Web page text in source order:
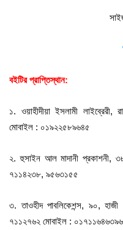
বইটির প্রাপ্তিস্থান:
১. ওয়াহীদীয়া ইসলামী লাইব্রেরী,
মোবাইল : ০১৯২২৫৮৯৬৪৫
২. হুসাইন আল মাদানী প্রকাশনী,
৭১১৪২৩৮, ৯৫৬৩১৫৫
৩. তাওহীদ পাবলিকেশন্স, ৯০,
৭১১২৭৬২ মোবাইল : ০১৭১১৬৪৬৩৯৬